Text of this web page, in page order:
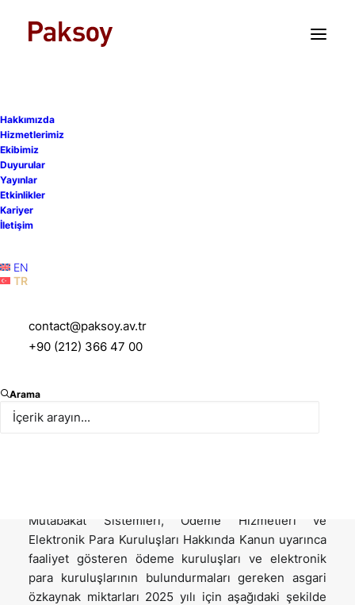
Hakkımızda
Hizmetlerimiz
Ekibimiz
Duyurular
Yayınlar
Etkinlikler
Kariyer
İletişim
EN
TR
contact@paksoy.av.tr
+90 (212) 366 47 00
Arama
Ödeme ve elektronik para
kuruluşları için asgari
özkaynak miktarı
Türkiye Cumhuriyet Merkez Bankası (TCMB)
tarafından 30 Ocak 2025 tarihinde, Ödeme ve
Mutabakat Sistemleri, Ödeme Hizmetleri ve
Elektronik Para Kuruluşları Hakkında Kanun uyarınca
faaliyet gösteren ödeme kuruluşları ve elektronik
para kuruluşlarının bulundurmaları gereken asgari
özkaynak miktarları 2025 yılı için aşağıdaki şekilde